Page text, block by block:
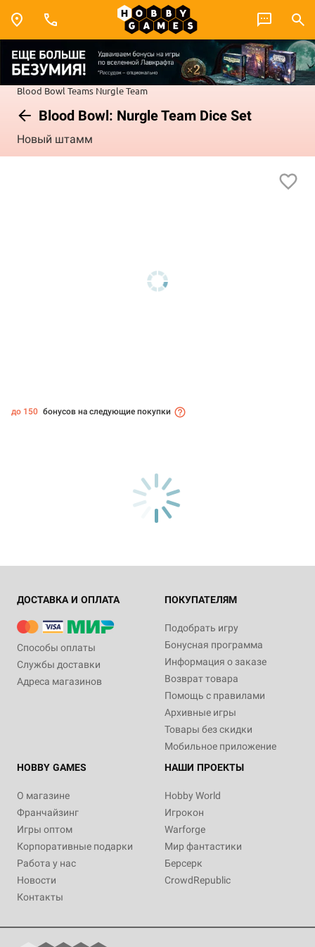
Blood Bowl Teams Nurgle Team
Blood Bowl: Nurgle Team Dice Set
Новый штамм
до 150 бонусов на следующие покупки
ДОСТАВКА И ОПЛАТА
Способы оплаты
Службы доставки
Адреса магазинов
ПОКУПАТЕЛЯМ
Подобрать игру
Бонусная программа
Информация о заказе
Возврат товара
Помощь с правилами
Архивные игры
Товары без скидки
Мобильное приложение
HOBBY GAMES
О магазине
Франчайзинг
Игры оптом
Корпоративные подарки
Работа у нас
Новости
Контакты
НАШИ ПРОЕКТЫ
Hobby World
Игрокон
Warforge
Мир фантастики
Берсерк
CrowdRepublic